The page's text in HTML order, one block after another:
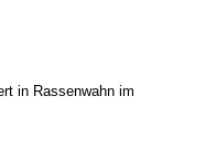
in Rassenwahn im